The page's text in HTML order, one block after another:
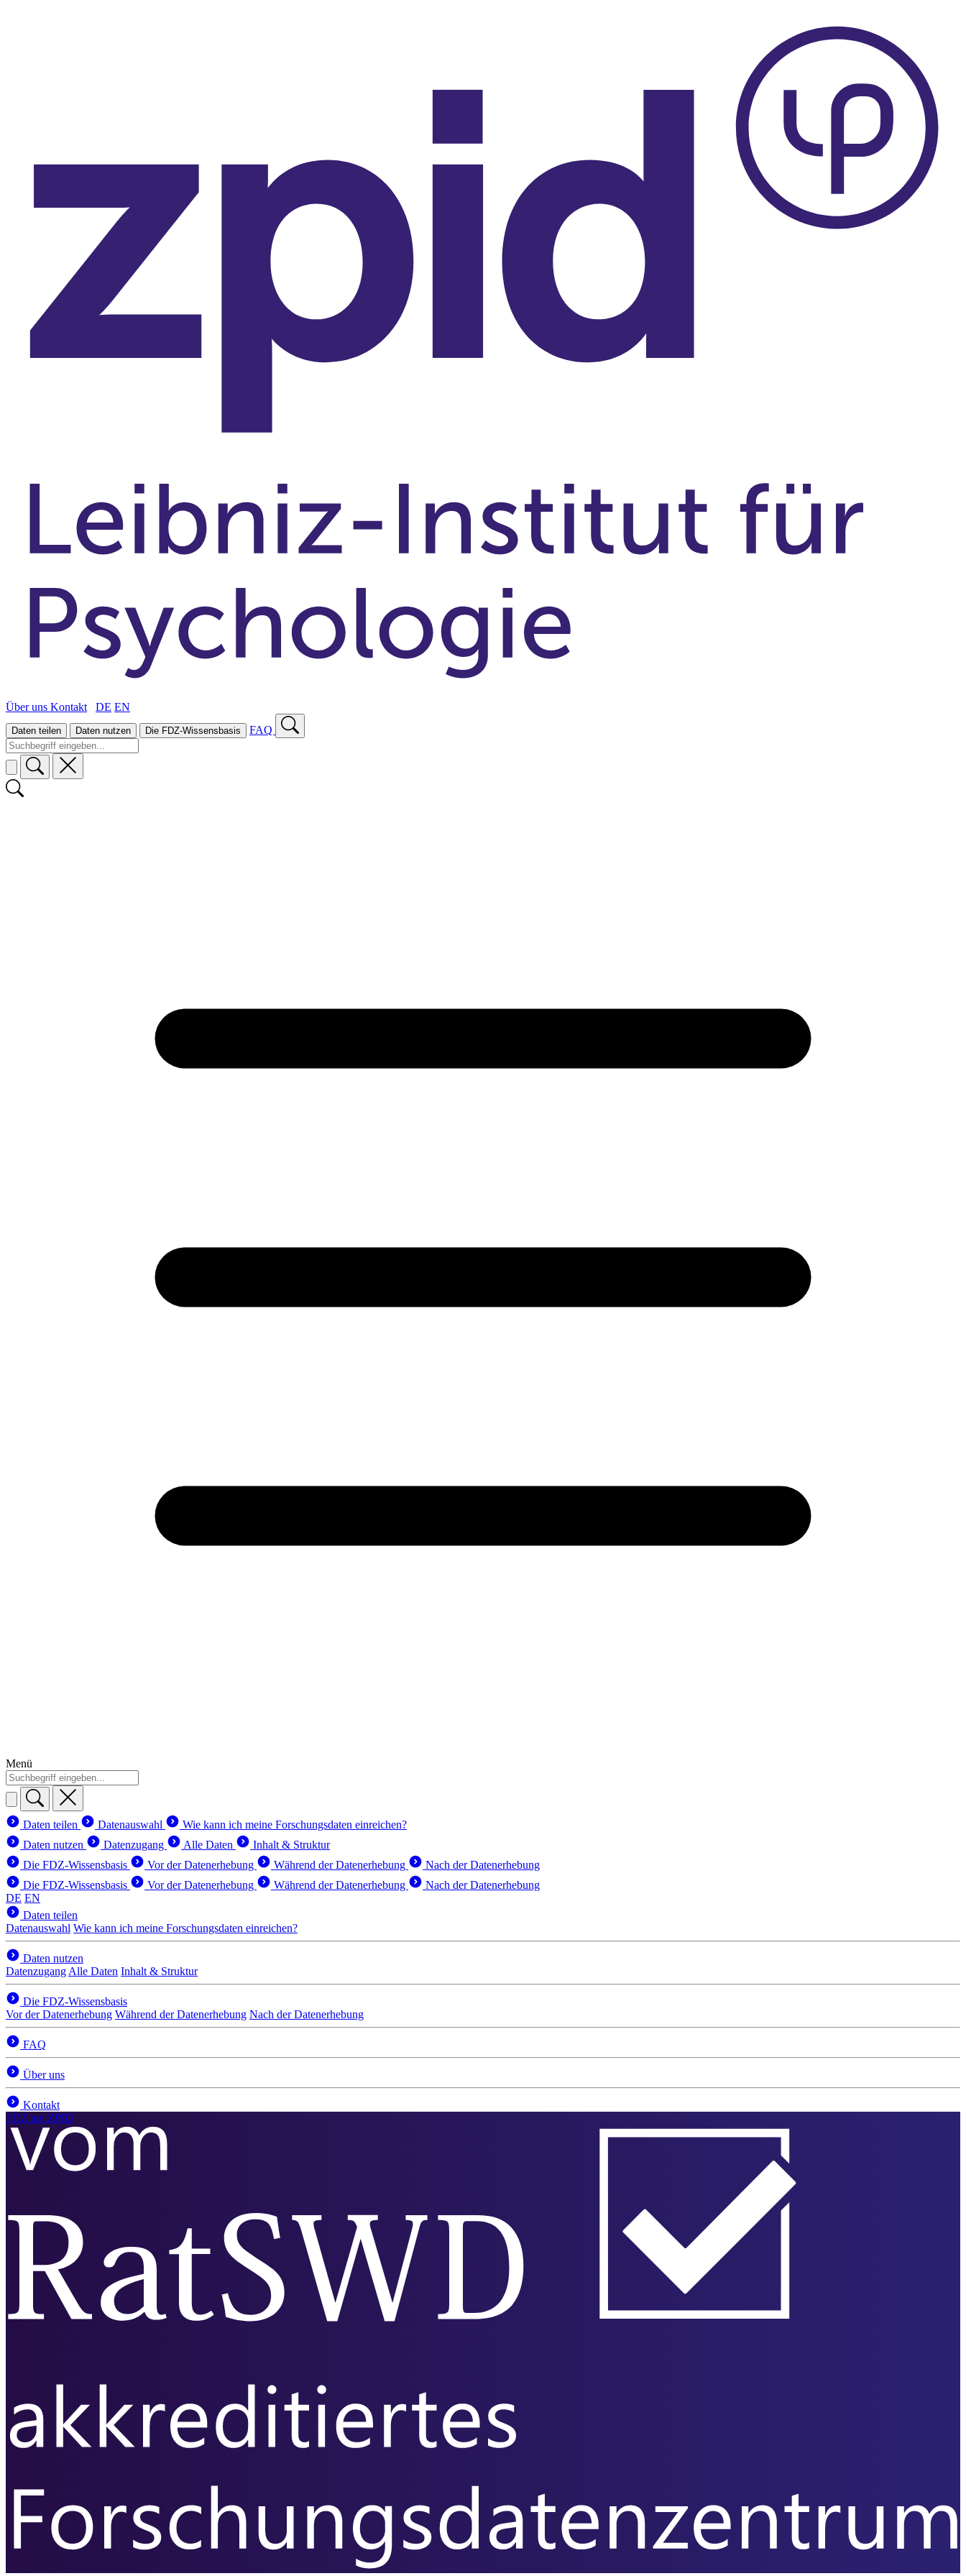
Über uns Kontakt DE EN
Daten teilen Daten nutzen Die FDZ-Wissensbasis FAQ
Menü
Daten teilen Datenauswahl
Wie kann ich meine Forschungsdaten einreichen?
Daten nutzen
Datenzugang Alle Daten
Inhalt & Struktur
Die FDZ-Wissensbasis
Vor der Datenerhebung Während der Datenerhebung
Nach der Datenerhebung
Die FDZ-Wissensbasis
Vor der Datenerhebung Während der Datenerhebung
Nach der Datenerhebung
DE EN
Daten teilen
Datenauswahl Wie kann ich meine Forschungsdaten einreichen?
Daten nutzen
Datenzugang Alle Daten Inhalt & Struktur
Die FDZ-Wissensbasis
Vor der Datenerhebung Während der Datenerhebung Nach der Datenerhebung
FAQ
Über uns
Kontakt
FDZ am ZPID